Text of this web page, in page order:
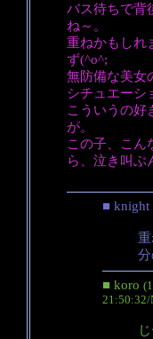
バス待ちで背
ね～。
重ねかもしれ
ず(^o^;
無防備な美女
シチュエーシ
こういうの好
が。
この子、こん
ら、泣き叫ぶ
■ knight
分
■ koro
21:50:32/